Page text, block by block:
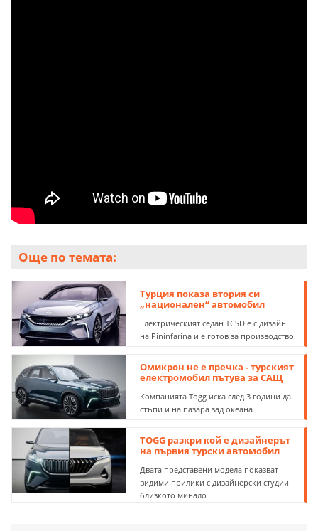
Още по темата:
Турция показа втория си
„национален“ автомобил
Електрическият седан TCSD е с дизайн
на Pininfarina и е готов за производство
Омикрон не е пречка - турският
електромобил пътува за САЩ
Компанията Togg иска след 3 години да
стъпи и на пазара зад океана
TOGG разкри кой е дизайнерът
на първия турски автомобил
Двата представени модела показват
видими прилики с дизайнерски студии
близкото минало